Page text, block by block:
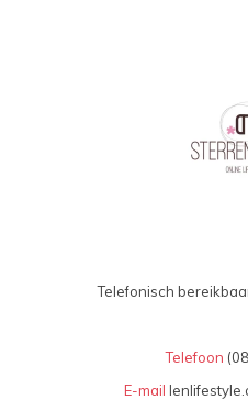
Telefonisch
Telefoon
E-mail